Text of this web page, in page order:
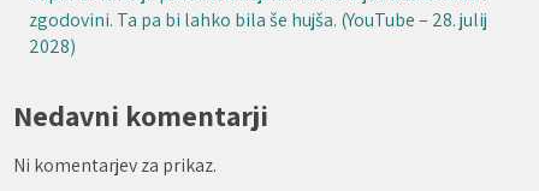
zgodovini. Ta pa bi lahko bila še hujša. (YouTube – 28. julij
2028)
Nedavni komentarji
Ni komentarjev za prikaz.